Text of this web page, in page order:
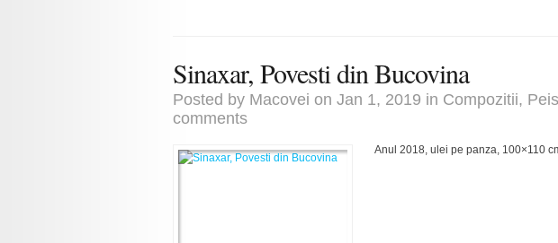
Sinaxar, Povesti din Bucovina
Posted by Macovei on Jan 1, 2019 in Compozitii,
comments
Anul 2018, ulei pe panza, 100×110